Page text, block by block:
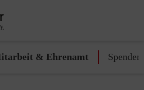
& Ehrenamt Spenden